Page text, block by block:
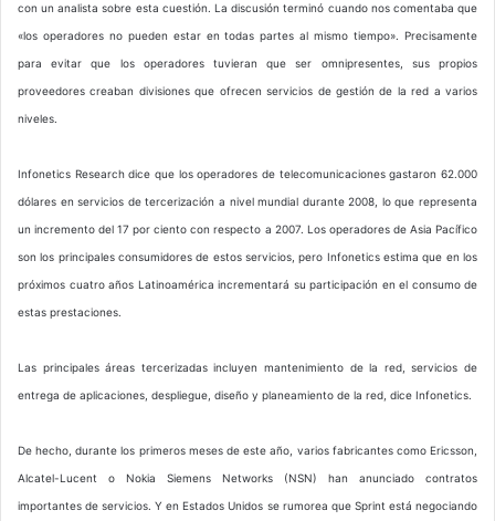
con un analista sobre esta cuestión. La discusión terminó cuando nos comentaba que
«los operadores no pueden estar en todas partes al mismo tiempo». Precisamente
para evitar que los operadores tuvieran que ser omnipresentes, sus propios
proveedores creaban divisiones que ofrecen servicios de gestión de la red a varios
niveles.
Infonetics Research dice que los operadores de telecomunicaciones gastaron 62.000
dólares en servicios de tercerización a nivel mundial durante 2008, lo que representa
un incremento del 17 por ciento con respecto a 2007. Los operadores de Asia Pacífico
son los principales consumidores de estos servicios, pero Infonetics estima que en los
próximos cuatro años Latinoamérica incrementará su participación en el consumo de
estas prestaciones.
Las principales áreas tercerizadas incluyen mantenimiento de la red, servicios de
entrega de aplicaciones, despliegue, diseño y planeamiento de la red, dice Infonetics.
De hecho, durante los primeros meses de este año, varios fabricantes como Ericsson,
Alcatel-Lucent o Nokia Siemens Networks (NSN) han anunciado contratos
importantes de servicios. Y en Estados Unidos se rumorea que Sprint está negociando